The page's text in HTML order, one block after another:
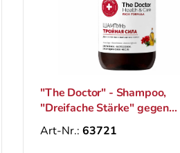
"The Doctor" - Shampoo,
"Dreifache Stärke" gegen
Haarausfall, 946 ml
Art-Nr.: 63721